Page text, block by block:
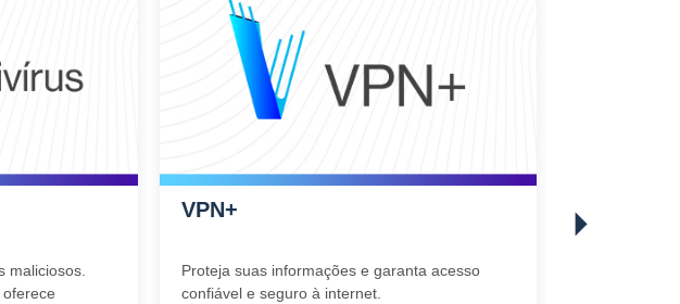
maliciosos.
VPN+
Proteja suas informações e garanta acesso
confiável e seguro à internet.